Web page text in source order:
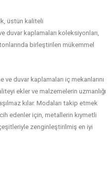
üstün kaliteli
duvar kaplamaları koleksiyonları,
birleştirilen mükemmel
duvar kaplamaları iç mekanlarını
ekler ve malzemelerin uzmanlığı
kılar. Modaları takip etmek
edenler için, metallerin kıymetli
zenginleştirilmiş en iyi